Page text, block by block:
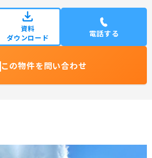
資料
ダウンロード
電話する
この物件を問い合わせ